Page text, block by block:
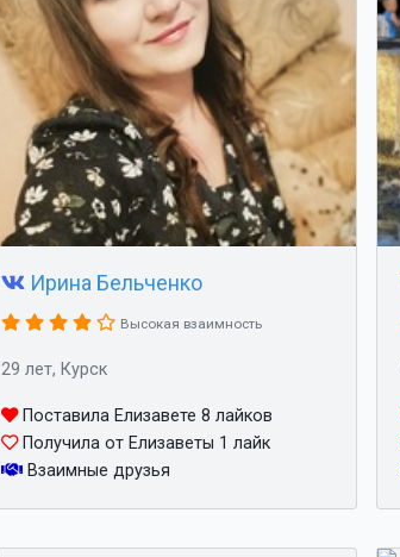
Ирина Бельченко
Высокая взаимность
29 лет, Курск
Поставила Елизавете 8 лайков
Получила от Елизаветы 1 лайк
Взаимные друзья